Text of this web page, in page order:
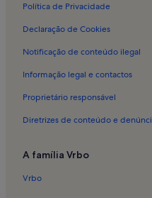
Alojamento para férias em
Política de Privacidade
Declaração de Cookies
Notificação de conteúdo ilegal
Informação legal e contactos
Proprietário responsável
Diretrizes de conteúdo e
A família Vrbo
Vrbo